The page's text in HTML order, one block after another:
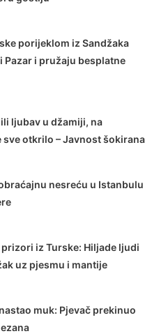
porijeklom iz Sandžaka
Pazar i pružaju besplatne
ljubav u džamiji, na
sve otkrilo – Javnost šokirana
nesreću u Istanbulu
iz Turske: Hiljade ljudi
uz pjesmu i mantije
muk: Pjevač prekinuo